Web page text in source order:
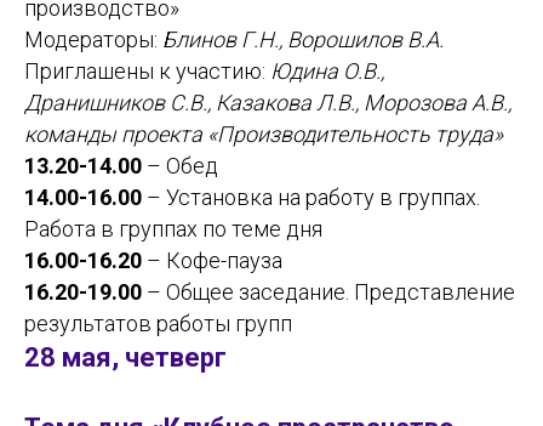
производство»
Модераторы: Блинов Г.Н., Ворошилов В.А.
Приглашены к участию: Юдина О.В.,
Дранишников С.В., Казакова Л.В., Морозова А.В.,
команды проекта «Производительность труда»
13.20-14.00 – Обед
14.00-16.00 – Установка на работу в группах.
Работа в группах по теме дня
16.00-16.20 – Кофе-пауза
16.20-19.00 – Общее заседание. Представление
результатов работы групп
28 мая, четверг